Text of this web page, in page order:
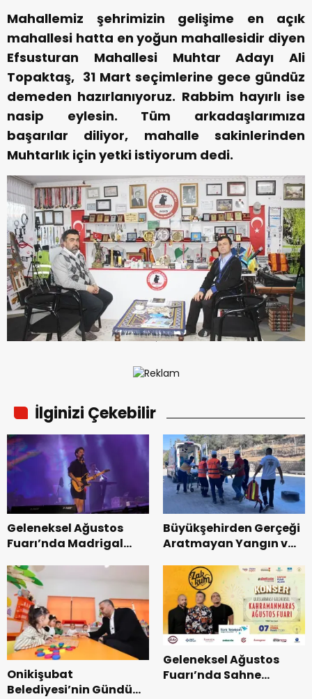
Mahallemiz şehrimizin gelişime en açık
mahallesi hatta en yoğun mahallesidir diyen
Efsusturan Mahallesi Muhtar Adayı Ali
Topaktaş, 31 Mart seçimlerine gece gündüz
demeden hazırlanıyoruz. Rabbim hayırlı ise
nasip eylesin. Tüm arkadaşlarımıza
başarılar diliyor, mahalle sakinlerinden
Muhtarlık için yetki istiyorum dedi.
İlginizi Çekebilir
Geleneksel Ağustos
Fuarı’nda Madrigal
Büyükşehirden Gerçeği
Aratmayan Yangın ve
Onikişubat
Belediyesi’nin Gündüz
Geleneksel Ağustos
Fuarı’nda Sahne